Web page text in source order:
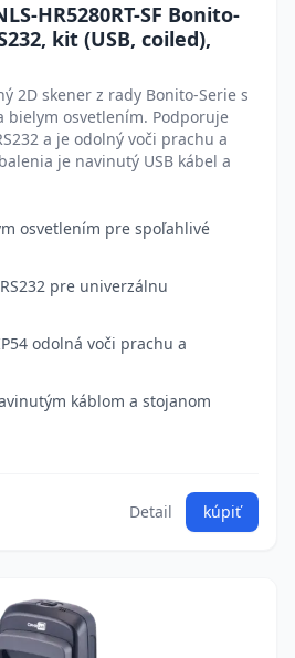
HR5280RT-SF Bonito-
kit (USB, coiled),
2D skener z rady Bonito-Serie s
bielym osvetlením. Podporuje
a je odolný voči prachu a
je navinutý USB kábel a
osvetlením pre spoľahlivé
pre univerzálnu
odolná voči prachu a
káblom a stojanom
Detail kúpiť